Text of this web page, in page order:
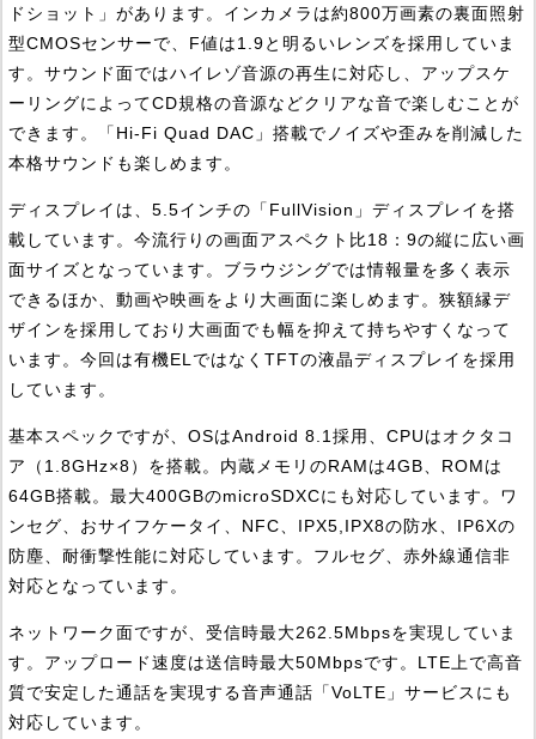
ドショット」があります。インカメラは約800万画素の裏面照射
型CMOSセンサーで、F値は1.9と明るいレンズを採用していま
す。サウンド面ではハイレゾ音源の再生に対応し、アップスケ
ーリングによってCD規格の音源などクリアな音で楽しむことが
できます。「Hi-Fi Quad DAC」搭載でノイズや歪みを削減した
本格サウンドも楽しめます。
ディスプレイは、5.5インチの「FullVision」ディスプレイを搭
載しています。今流行りの画面アスペクト比18：9の縦に広い画
面サイズとなっています。ブラウジングでは情報量を多く表示
できるほか、動画や映画をより大画面に楽しめます。狭額縁デ
ザインを採用しており大画面でも幅を抑えて持ちやすくなって
います。今回は有機ELではなくTFTの液晶ディスプレイを採用
しています。
基本スペックですが、OSはAndroid 8.1採用、CPUはオクタコ
ア（1.8GHz×8）を搭載。内蔵メモリのRAMは4GB、ROMは
64GB搭載。最大400GBのmicroSDXCにも対応しています。ワ
ンセグ、おサイフケータイ、NFC、IPX5,IPX8の防水、IP6Xの
防塵、耐衝撃性能に対応しています。フルセグ、赤外線通信非
対応となっています。
ネットワーク面ですが、受信時最大262.5Mbpsを実現していま
す。アップロード速度は送信時最大50Mbpsです。LTE上で高音
質で安定した通話を実現する音声通話「VoLTE」サービスにも
対応しています。